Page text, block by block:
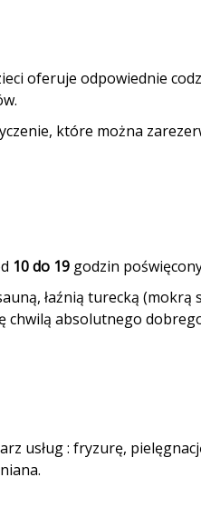
oferuje odpowiednie
które można
10 do 19 godzin
łaźnią turecką (mokrą
chwilą absolutnego
usług : fryzurę,